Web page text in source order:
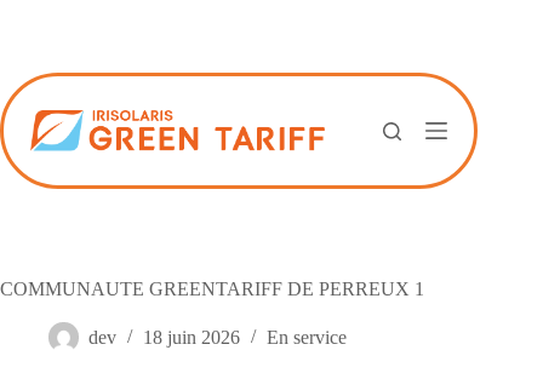
COMMUNAUTE GREENTARIFF DE PERREUX 1
dev 18 juin 2026 En service